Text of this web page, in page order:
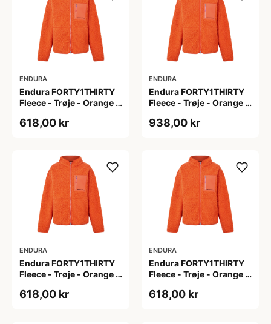
ENDURA
Endura FORTY1THIRTY
Fleece - Trøje - Orange -
618,00 kr
ENDURA
Endura FORTY1THIRTY
Fleece - Trøje - Orange -
938,00 kr
ENDURA
Endura FORTY1THIRTY
Fleece - Trøje - Orange -
618,00 kr
ENDURA
Endura FORTY1THIRTY
Fleece - Trøje - Orange -
618,00 kr